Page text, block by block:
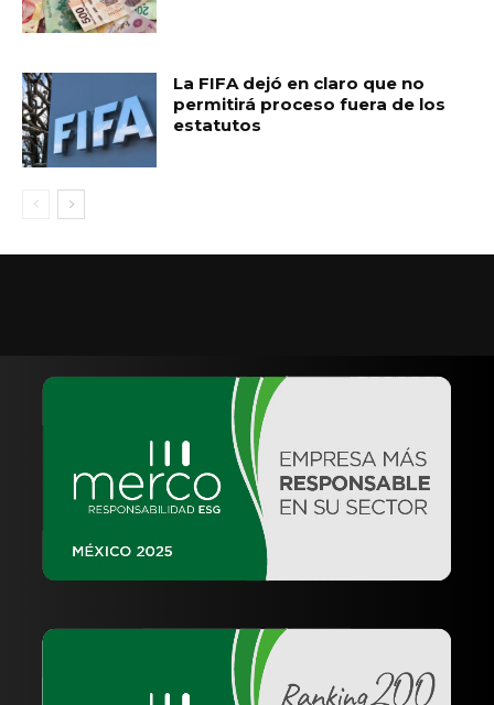
La FIFA dejó en claro que no
permitirá proceso fuera de los
estatutos